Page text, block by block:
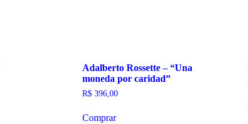
Adalberto Rossette – “Una
moneda por caridad”
R$396,00
Comprar